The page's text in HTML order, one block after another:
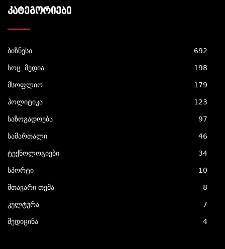
ᲙᲐᲢᲔᲒᲝᲠᲘᲔᲑᲘ
ბიზნესი 692
სოც. მედია 198
მსოფლიო 179
პოლიტიკა 123
საზოგადოება 97
სამართალი 46
ტექნოლოგიები 34
სპორტი 10
მთავარი თემა 8
კულტურა 7
მედიცინა 4